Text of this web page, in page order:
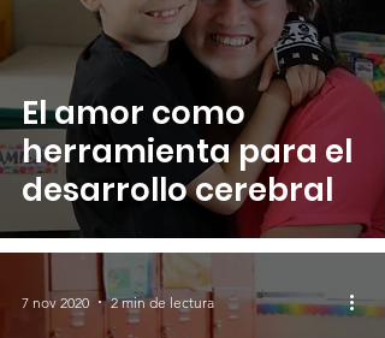
El amor como
herramienta para el
desarrollo cerebral
7 nov 2020 2 min de lectura